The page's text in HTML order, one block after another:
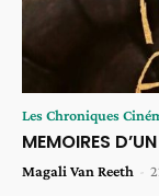
Les Chroniques
MEMOIRES
Magali Van Reeth -